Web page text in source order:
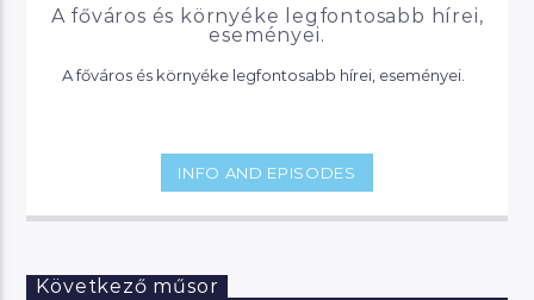
A főváros és környéke legfontosabb hírei,
eseményei.
INFO AND EPISODES
Következő műsor